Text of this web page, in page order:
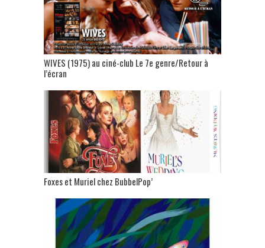
WIVES (1975) au ciné-club Le 7e genre/Retour à
l’écran
Foxes et Muriel chez BubbelPop’